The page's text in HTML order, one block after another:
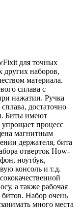
для точных
других наборов,
материала.
сплава с
нажатии. Ручка
достаточно
Биты имеют
процесс
магнитным
держателя, бита
отверток How-
ноутбук,
консоль и т.д.
а также рабочая
Набор очень
много места